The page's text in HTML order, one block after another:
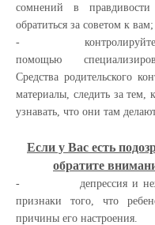
сомнений в
обратиться за советом к вам;
-
помощью
Средства родительского
материалы, следить за
узнавать, что они там
Если у Вас есть
обратите
-
депрессия и
признаки того, что
причины его настроения.